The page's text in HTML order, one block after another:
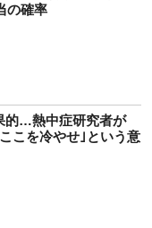
の確率
的…熱中症研究者が
こを冷やせ｣という意